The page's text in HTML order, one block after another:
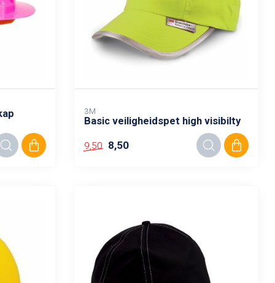
3M
Basic veiligheidspet high visibilty
9,50 8,50